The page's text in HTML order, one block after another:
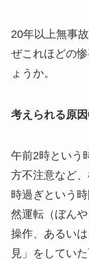
20年以上無事
ぜこれほどの
ょうか。
考えられる原
午前2時という
方不注意など
時過ぎという
然運転（ぼん
操作、あるい
見」をしてい